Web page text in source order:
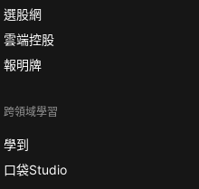
選股網
雲端控股
報明牌
跨領域學習
學到
口袋Studio